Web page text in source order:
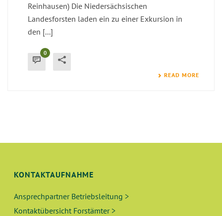
Reinhausen) Die Niedersächsischen
Landesforsten laden ein zu einer Exkursion in
den [...]
0
READ MORE
KONTAKTAUFNAHME
Ansprechpartner Betriebsleitung >
Kontaktübersicht Forstämter >